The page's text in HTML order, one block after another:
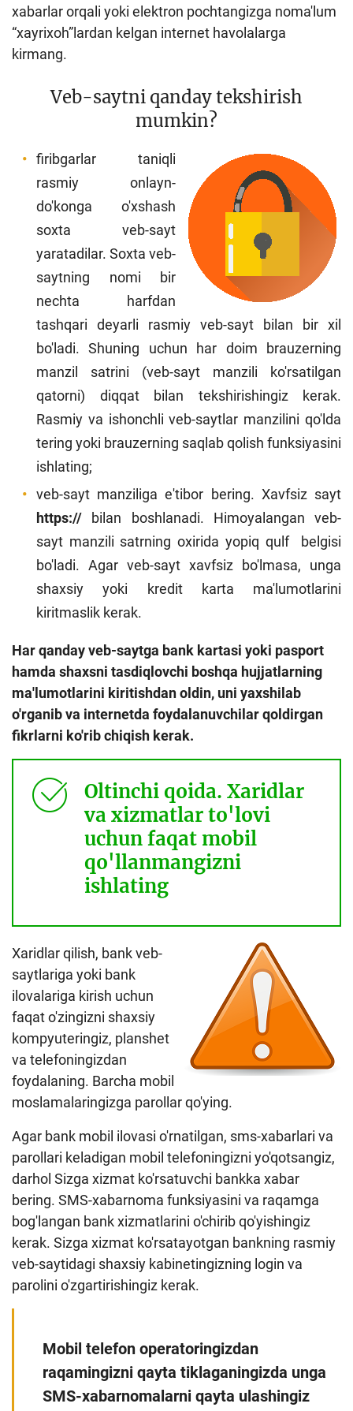
xabarlar orqali yoki elektron pochtangizga noma'lum
“xayrixoh”lardan kelgan internet havolalarga
kirmang.
Veb-saytni qanday tekshirish
mumkin?
firibgarlar taniqli
rasmiy onlayn-
do'konga o'xshash
soxta veb-sayt
yaratadilar. Soxta veb-
saytning nomi bir
nechta harfdan
tashqari deyarli rasmiy veb-sayt bilan bir xil
bo'ladi. Shuning uchun har doim brauzerning
manzil satrini (veb-sayt manzili ko'rsatilgan
qatorni) diqqat bilan tekshirishingiz kerak.
Rasmiy va ishonchli veb-saytlar manzilini qo'lda
tering yoki brauzerning saqlab qolish funksiyasini
ishlating;
veb-sayt manziliga e'tibor bering. Xavfsiz sayt
https:// bilan boshlanadi. Himoyalangan veb-
sayt manzili satrning oxirida yopiq qulf belgisi
bo'ladi. Agar veb-sayt xavfsiz bo'lmasa, unga
shaxsiy yoki kredit karta ma'lumotlarini
kiritmaslik kerak.
Har qanday veb-saytga bank kartasi yoki pasport
hamda shaxsni tasdiqlovchi boshqa hujjatlarning
ma'lumotlarini kiritishdan oldin, uni yaxshilab
o'rganib va internetda foydalanuvchilar qoldirgan
fikrlarni ko'rib chiqish kerak.
Oltinchi qoida. Xaridlar
va xizmatlar to'lovi
uchun faqat mobil
qo'llanmangizni
ishlating
Xaridlar qilish, bank veb-
saytlariga yoki bank
ilovalariga kirish uchun
faqat o'zingizni shaxsiy
kompyuteringiz, planshet
va telefoningizdan
foydalaning. Barcha mobil
moslamalaringizga parollar qo'ying.
Agar bank mobil ilovasi o'rnatilgan, sms-xabarlari va
parollari keladigan mobil telefoningizni yo'qotsangiz,
darhol Sizga xizmat ko'rsatuvchi bankka xabar
bering. SMS-xabarnoma funksiyasini va raqamga
bog'langan bank xizmatlarini o'chirib qo'yishingiz
kerak. Sizga xizmat ko'rsatayotgan bankning rasmiy
veb-saytidagi shaxsiy kabinetingizning login va
parolini o'zgartirishingiz kerak.
Mobil telefon operatoringizdan
raqamingizni qayta tiklaganingizda unga
SMS-xabarnomalarni qayta ulashingiz